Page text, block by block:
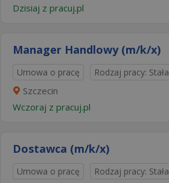
Dzisiaj z pracuj.pl
Manager Handlowy (m/k/x)
Umowa o pracę Rodzaj pracy: Stała
Szczecin
Wczoraj z pracuj.pl
Dostawca (m/k/x)
Umowa o pracę Rodzaj pracy: Stała